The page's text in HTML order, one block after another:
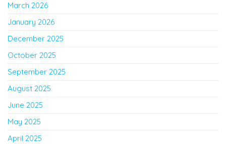
March 2026
January 2026
December 2025
October 2025
September 2025
August 2025
June 2025
May 2025
April 2025